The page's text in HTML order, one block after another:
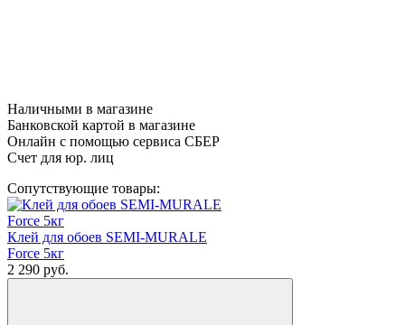
Наличными в магазине
Банковской картой в магазине
Онлайн с помощью сервиса СБЕР
Счет для юр. лиц
Сопутствующие товары:
Клей для обоев SEMI-MURALE
Force 5кг
2 290 руб.